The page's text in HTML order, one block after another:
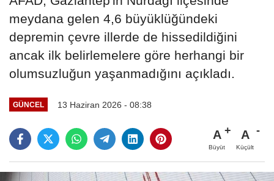
meydana gelen 4,6 büyüklüğündeki
depremin çevre illerde de hissedildiğini
ancak ilk belirlemelere göre herhangi bir
olumsuzluğun yaşanmadığını açıkladı.
GÜNCEL 13 Haziran 2026 - 08:38
A
Büyüt
A
Küçült